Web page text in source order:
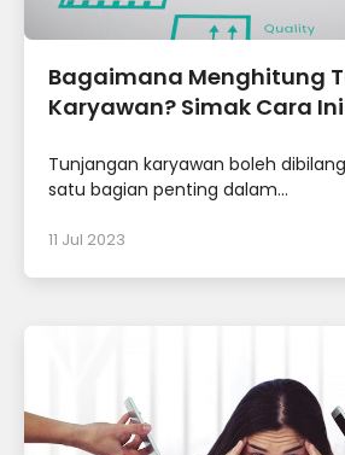
Bagaimana Menghitung
Karyawan? Simak Cara
Tunjangan karyawan boleh
satu bagian penting dalam...
11 Jul 2023